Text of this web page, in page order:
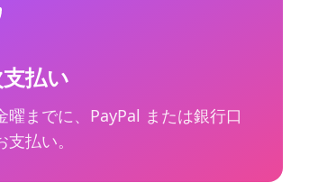
払い
曜までに、PayPal または銀行口
支払い。